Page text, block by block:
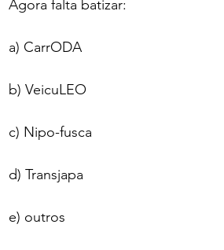
Agora falta batizar:
a) CarrODA
b) VeicuLEO
c) Nipo-fusca
d) Transjapa
e) outros